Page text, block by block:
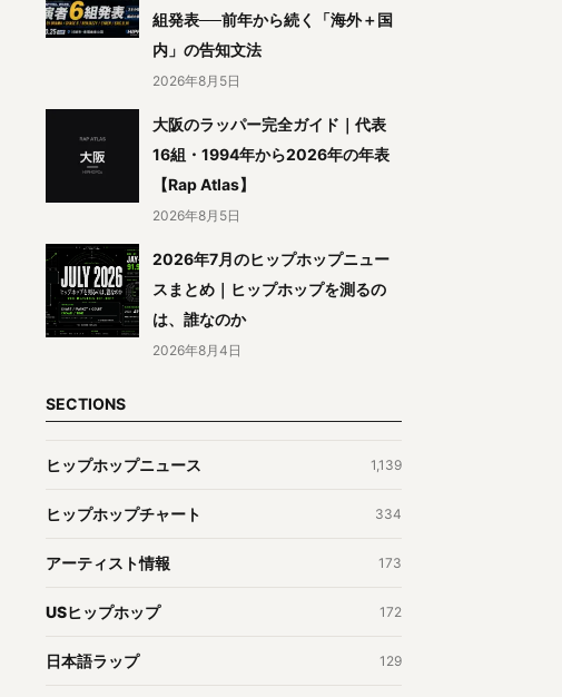
組発表──前年から続く「海外＋国
内」の告知文法
2026年8月5日
大阪のラッパー完全ガイド｜代表
16組・1994年から2026年の年表
【Rap Atlas】
2026年8月5日
2026年7月のヒップホップニュー
スまとめ｜ヒップホップを測るの
は、誰なのか
2026年8月4日
SECTIONS
ヒップホップニュース 1,139
ヒップホップチャート 334
アーティスト情報 173
USヒップホップ 172
日本語ラップ 129